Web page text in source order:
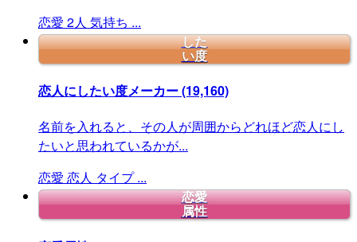
恋愛 2人 気持ち ...
した
い度
恋人にしたい度メーカー(19,160)
名前を入れると、その人が周囲からどれほど恋人にし
たいと思われているかが...
恋愛 恋人 タイプ ...
恋愛
属性